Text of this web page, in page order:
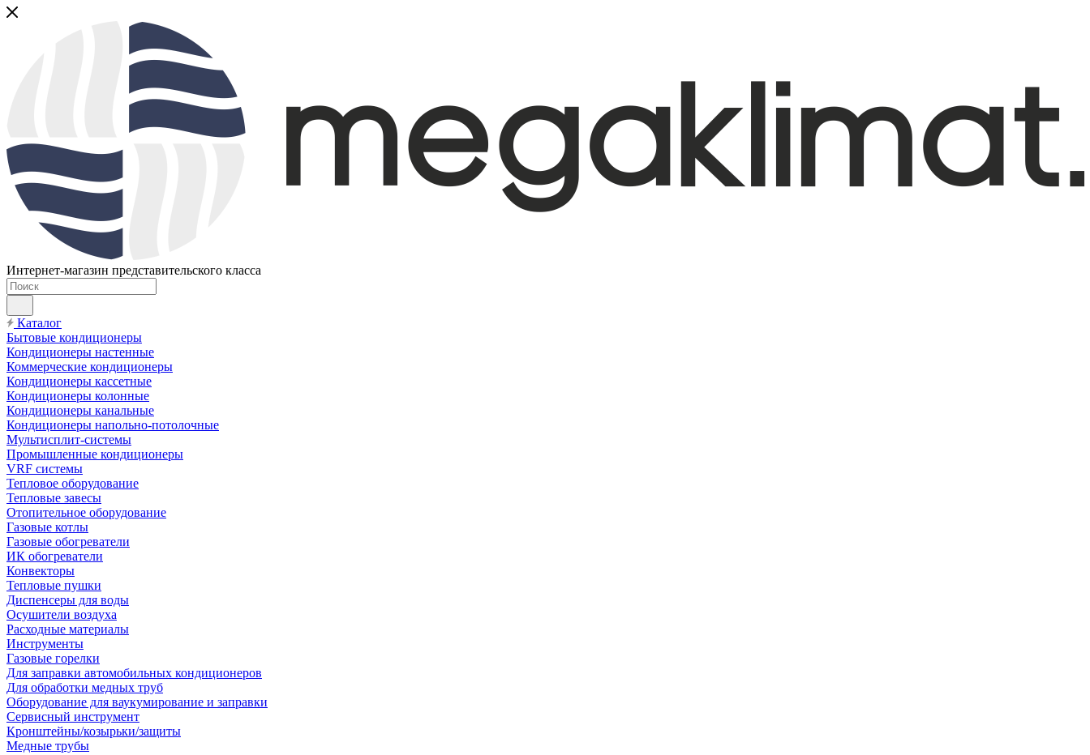
Интернет-магазин представительского класса
Каталог
Бытовые кондиционеры
Кондиционеры настенные
Коммерческие кондиционеры
Кондиционеры кассетные
Кондиционеры колонные
Кондиционеры канальные
Кондиционеры напольно-потолочные
Мультисплит-системы
Промышленные кондиционеры
VRF системы
Тепловое оборудование
Тепловые завесы
Отопительное оборудование
Газовые котлы
Газовые обогреватели
ИК обогреватели
Конвекторы
Тепловые пушки
Диспенсеры для воды
Осушители воздуха
Расходные материалы
Инструменты
Газовые горелки
Для заправки автомобильных кондиционеров
Для обработки медных труб
Оборудование для ваукумирование и заправки
Сервисный инструмент
Кронштейны/козырьки/защиты
Медные трубы